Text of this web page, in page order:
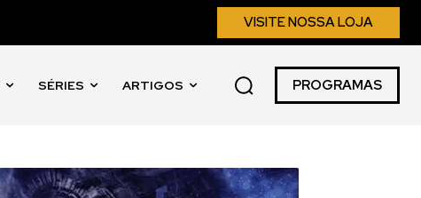
VISITE NOSSA LOJA
SÉRIES ARTIGOS PROGRAMAS